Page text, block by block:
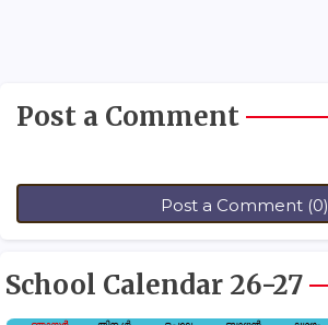
Post a Comment
Post a Comment (0)
School Calendar 26-27